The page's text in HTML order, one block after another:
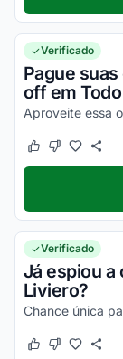
Verificado
Pague
off em
Este cupom
Este cupom
Verificado
Já espiou a
Liviero?
Chance única
Este cupom
Este cupom